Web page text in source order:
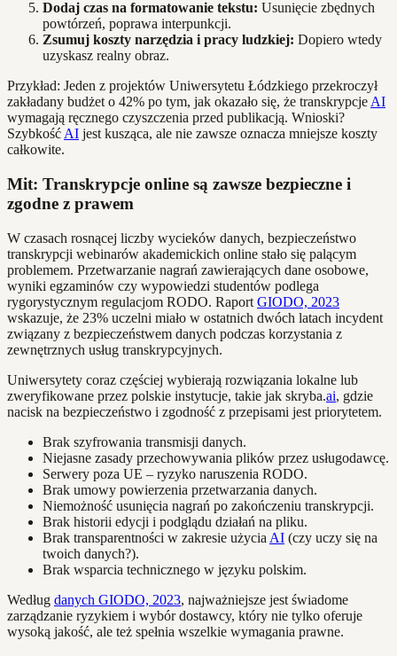
Dodaj czas na formatowanie tekstu: Usunięcie zbędnych
powtórzeń, poprawa interpunkcji.
Zsumuj koszty narzędzia i pracy ludzkiej: Dopiero wtedy
uzyskasz realny obraz.
Przykład: Jeden z projektów Uniwersytetu Łódzkiego przekroczył
zakładany budżet o 42% po tym, jak okazało się, że transkrypcje AI
wymagają ręcznego czyszczenia przed publikacją. Wnioski?
Szybkość AI jest kusząca, ale nie zawsze oznacza mniejsze koszty
całkowite.
Mit: Transkrypcje online są zawsze bezpieczne i
zgodne z prawem
W czasach rosnącej liczby wycieków danych, bezpieczeństwo
transkrypcji webinarów akademickich online stało się palącym
problemem. Przetwarzanie nagrań zawierających dane osobowe,
wyniki egzaminów czy wypowiedzi studentów podlega
rygorystycznym regulacjom RODO. Raport GIODO, 2023
wskazuje, że 23% uczelni miało w ostatnich dwóch latach incydent
związany z bezpieczeństwem danych podczas korzystania z
zewnętrznych usług transkrypcyjnych.
Uniwersytety coraz częściej wybierają rozwiązania lokalne lub
zweryfikowane przez polskie instytucje, takie jak skryba.ai, gdzie
nacisk na bezpieczeństwo i zgodność z przepisami jest priorytetem.
Brak szyfrowania transmisji danych.
Niejasne zasady przechowywania plików przez usługodawcę.
Serwery poza UE – ryzyko naruszenia RODO.
Brak umowy powierzenia przetwarzania danych.
Niemożność usunięcia nagrań po zakończeniu transkrypcji.
Brak historii edycji i podglądu działań na pliku.
Brak transparentności w zakresie użycia AI (czy uczy się na
twoich danych?).
Brak wsparcia technicznego w języku polskim.
Według danych GIODO, 2023, najważniejsze jest świadome
zarządzanie ryzykiem i wybór dostawcy, który nie tylko oferuje
wysoką jakość, ale też spełnia wszelkie wymagania prawne.